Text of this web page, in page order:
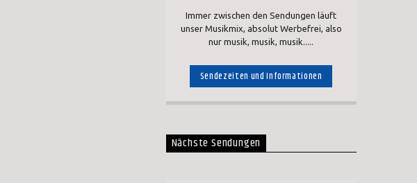
Immer zwischen den Sendungen läuft
unser Musikmix, absolut Werbefrei, also
nur musik, musik, musik.....
Sendezeiten und Informationen
Nächste Sendungen